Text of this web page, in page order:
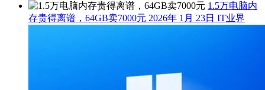
1.5万电脑内
存贵得离谱，64GB卖7000元 2026年 1月 23日 IT业界